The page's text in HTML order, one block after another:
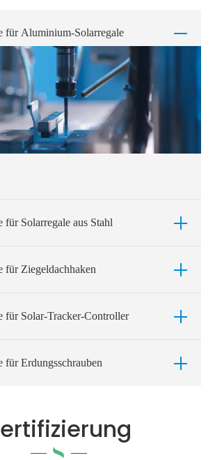
für Aluminium-Solarregale
für Solarregale aus Stahl
für Ziegeldachhaken
für Solar-Tracker-Controller
für Erdungsschrauben